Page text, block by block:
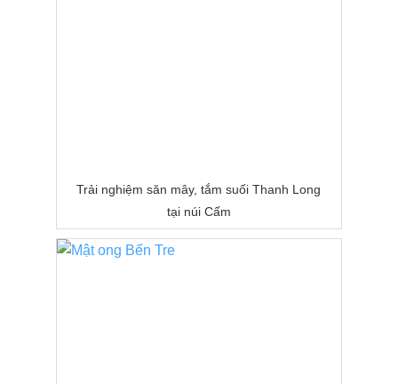
Trải nghiệm săn mây, tắm suối Thanh Long
tại núi Cấm